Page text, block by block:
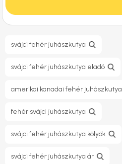
svájci fehér juhászkutya
svájci fehér juhászkutya eladó
amerikai kanadai fehér juhászkutya
fehér svájci juhászkutya
svájci fehér juhászkutya kölyök
svájci fehér juhászkutya ár